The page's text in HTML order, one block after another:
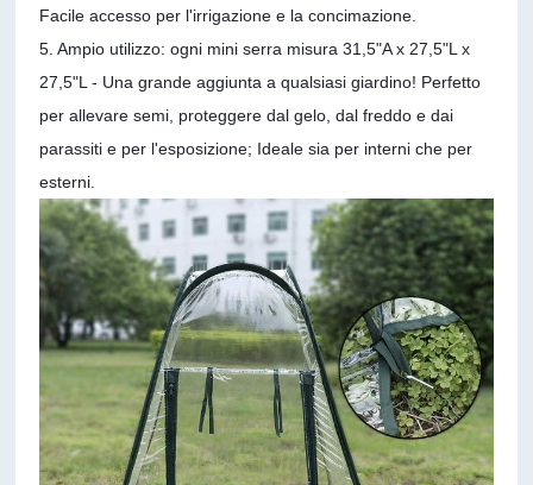
Facile accesso per l'irrigazione e la concimazione.
5. Ampio utilizzo: ogni mini serra misura 31,5"A x 27,5"L x
27,5"L - Una grande aggiunta a qualsiasi giardino! Perfetto
per allevare semi, proteggere dal gelo, dal freddo e dai
parassiti e per l'esposizione; Ideale sia per interni che per
esterni.